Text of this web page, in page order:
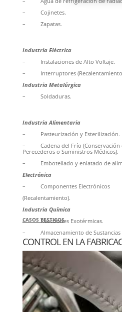
– Cojinetes.
– Zapatas.
Industria Eléctrica
– Instalaciones de Alto Voltaje.
– Interruptores
Industria Metalúrgica
– Soldaduras.
Industria Alimentaria
– Pasteurización y Esterilización.
– Cadena del Frío (Conservación
Perecederos o Suministros Médicos).
– Embotellado y enlatado de
Electrónica
– Componentes Electrónicos
(Recalentamiento).
Industria Química
– Reacciones Exotérmicas.
– Almacenamiento de Sustancias
Industria Textil
– Fusión de Entretelas por Calor.
– Piezas Textiles a su paso por
CASOS TESTIGOS
CONTROL EN LA